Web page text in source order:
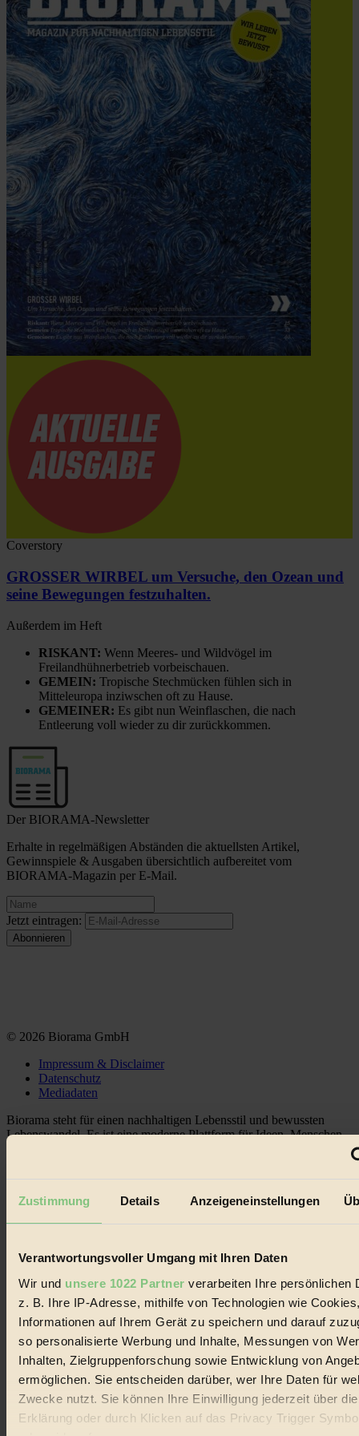
Zustimmung Details Anzeigeneinstellungen
Verantwortungsvoller Umgang mit Ihren Daten
Wir und unsere 1022 Partner verarbeiten Ihre persönlichen
z. B. Ihre IP-Adresse, mithilfe von Technologien wie
Informationen auf Ihrem Gerät zu speichern und darauf
so personalisierte Werbung und Inhalte, Messungen von
Inhalten, Zielgruppenforschung sowie Entwicklung von
ermöglichen. Sie entscheiden darüber, wer Ihre Daten für
Zwecke nutzt. Sie können Ihre Einwilligung jederzeit über
Erklärung oder durch Klicken auf das Privacy Trigger
Coverstory
GROSSER WIRBEL um Versuche, den Ozean und
seine Bewegungen festzuhalten.
Außerdem im Heft
RISKANT: Wenn Meeres- und Wildvögel im
Freilandhühnerbetrieb vorbeischauen.
GEMEIN: Tropische Stechmücken fühlen sich in
Mitteleuropa inziwschen oft zu Hause.
GEMEINER: Es gibt nun Weinflaschen, die nach
Entleerung voll wieder zu dir zurückkommen.
Der BIORAMA-Newsletter
Erhalte in regelmäßigen Abständen die aktuellsten Artikel,
Gewinnspiele & Ausgaben übersichtlich aufbereitet vom
BIORAMA-Magazin per E-Mail.
Jetzt eintragen:
© 2026 Biorama GmbH
Impressum & Disclaimer
Datenschutz
Mediadaten
Biorama steht für einen nachhaltigen Lebensstil und bewussten
Lebenswandel. Es ist eine moderne Plattform für Ideen, Menschen
alternativer Energien.
Social Media
Themen
Bio